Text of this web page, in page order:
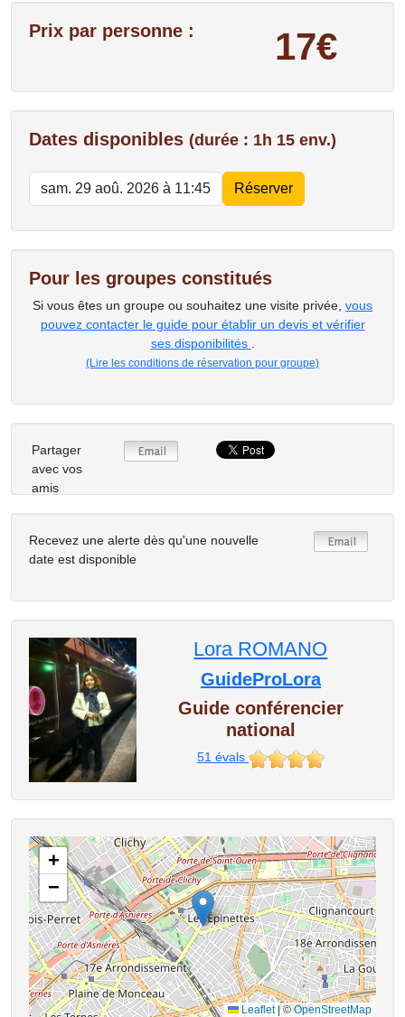
Prix par personne : 17€
Dates disponibles (durée : 1h 15 env.)
Pour les groupes constitués
Si vous êtes un groupe ou souhaitez une visite privée, vous
pouvez contacter le guide pour établir un devis et vérifier
ses disponibilités
(Lire les conditions de réservation pour groupe)
Partager
avec vos
amis
Recevez une alerte dès qu'une nouvelle
date est disponible
Lora ROMANO
GuideProLora
Guide conférencier
national
51évals
+
−
Leaflet |©OpenStreetMap